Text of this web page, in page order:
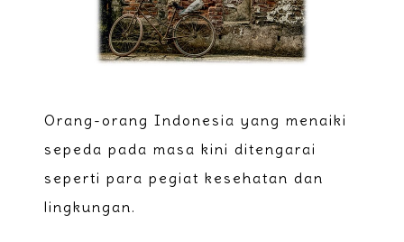
Orang-orang Indonesia yang menaiki
sepeda pada masa kini ditengarai
seperti para pegiat kesehatan dan
lingkungan.